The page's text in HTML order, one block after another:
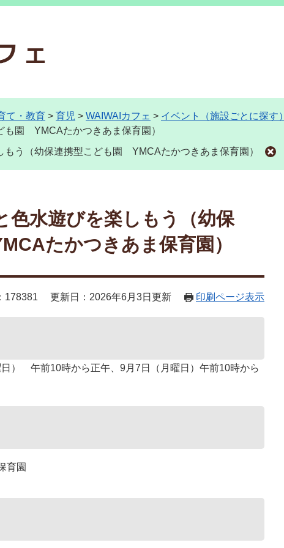
て・教育 > 育児 > WAIWAIカフェ > イベント（施設ごとに探す）
も園 YMCAたかつきあま保育園）
もう（幼保連携型こども園 YMCAたかつきあま保育園）
色水遊びを楽しもう（幼保
たかつきあま保育園）
178381 更新日：2026年6月3日更新 印刷ページ表示
） 午前10時から正午、9月7日（月曜日）午前10時から
育園